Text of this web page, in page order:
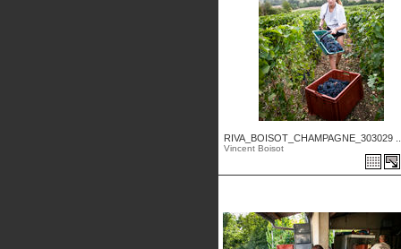
RIVA_BOISOT_CHAMPAGNE_303029
Vincent Boisot